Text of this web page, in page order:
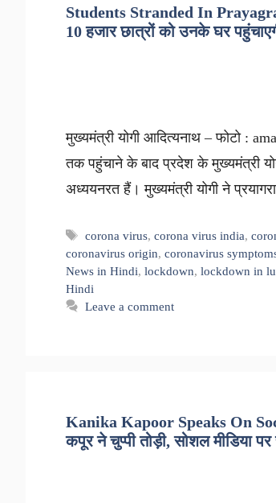
Students Stranded In
10 हजार छात्रों को उनके घर
मुख्यमंत्री योगी आदित्यनाथ – फोटो :
तक पहुंचाने के बाद प्रदेश के मुख्यमंत्री
अध्ययनरत हैं। मुख्यमंत्री योगी ने
Tags
corona virus,corona virus india,
coronavirus origin, coronavirus
News in Hindi, lockdown, lockdown in
Hindi
Leave a comment
Kanika Kapoor Speaks On
कपूर ने चुप्पी तोड़ी, सोशल मीडिया